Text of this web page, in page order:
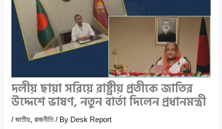
দলীয় ছায়া সরিয়ে রাষ্ট্রীয় প্রতীকে জাতির
উদ্দেশে ভাষণ, নতুন বার্তা দিলেন প্রধানমন্ত্রী
/জাতীয়,রাজনীতি/ By Desk Report